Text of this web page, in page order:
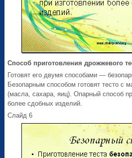
Способ приготовления дрожжевого
Готовят его двумя способами —
Безопарным способом готовят тесто с
(масла, сахара, яиц). Опарный способ
более сдобных изделий.
Слайд 6